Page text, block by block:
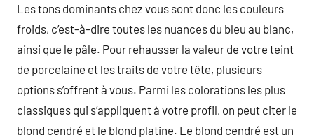
Les tons dominants chez vous sont donc les couleurs
froids, c’est-à-dire toutes les nuances du bleu au blanc,
ainsi que le pâle. Pour rehausser la valeur de votre teint
de porcelaine et les traits de votre tête, plusieurs
options s’offrent à vous. Parmi les colorations les plus
classiques qui s’appliquent à votre profil, on peut citer le
blond cendré et le blond platine. Le blond cendré est un